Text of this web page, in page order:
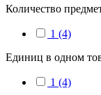
Количество
1 (4)
Единиц в одном
1 (4)